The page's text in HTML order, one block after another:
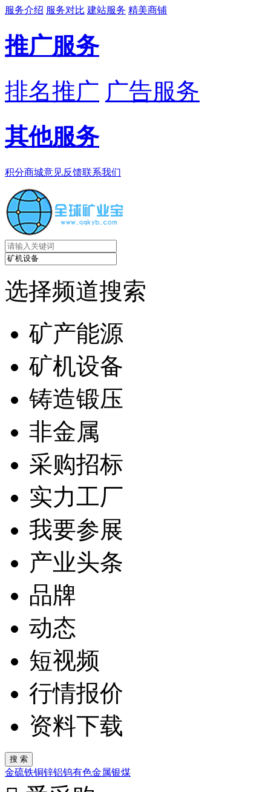
服务介绍 服务对比 建站服务 精美商铺
推广服务
排名推广 广告服务
其他服务
积分商城意见反馈联系我们
选择频道搜索
矿产能源
矿机设备
铸造锻压
非金属
采购招标
实力工厂
我要参展
产业头条
品牌
动态
短视频
行情报价
资料下载
金硫铁铜锌铝钨有色金属银煤